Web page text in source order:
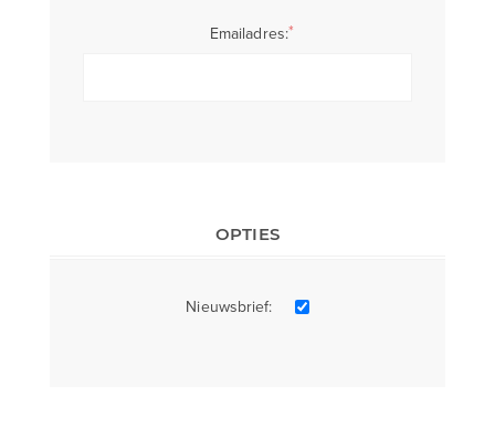
Emailadres:*
OPTIES
Nieuwsbrief: